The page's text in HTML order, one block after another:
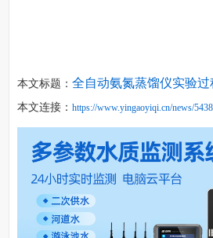
本文标题：全自动氨氮蒸馏仪实验
本文连接：https://www.yingaoyiqi.cn/news/